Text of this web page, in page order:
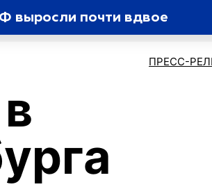
выросли почти вдвое
ПРЕСС-